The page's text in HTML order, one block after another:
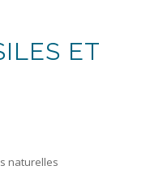
ET
naturelles